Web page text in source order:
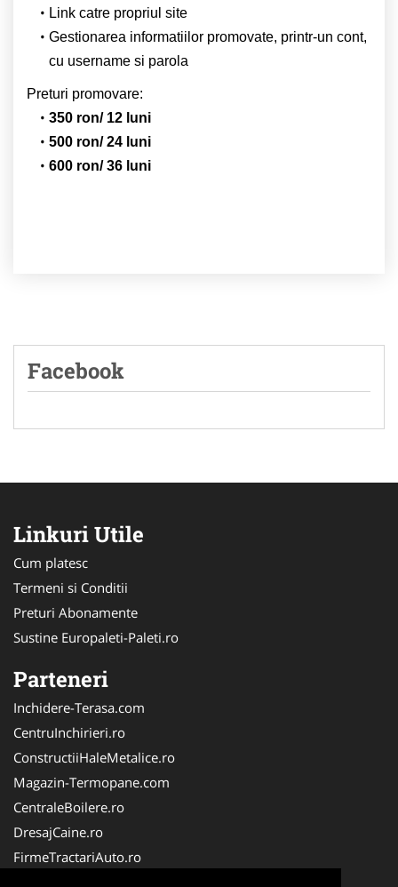
Link catre propriul site
Gestionarea informatiilor promovate, printr-un cont,
cu username si parola
Preturi promovare:
350 ron/ 12 luni
500 ron/ 24 luni
600 ron/ 36 luni
Facebook
Linkuri Utile
Cum platesc
Termeni si Conditii
Preturi Abonamente
Sustine Europaleti-Paleti.ro
Parteneri
Inchidere-Terasa.com
CentruInchirieri.ro
ConstructiiHaleMetalice.ro
Magazin-Termopane.com
CentraleBoilere.ro
DresajCaine.ro
FirmeTractariAuto.ro